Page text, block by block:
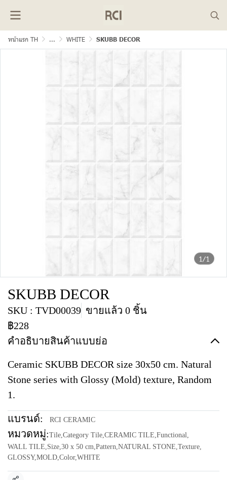
หน้าแรก TH ... WHITE SKUBB DECOR
1/1
SKUBB DECOR
SKU : TVD00039 ขายแล้ว 0 ชิ้น
฿228
คำอธิบายสินค้าแบบย่อ
Ceramic SKUBB DECOR size 30x50 cm. Natural
Stone series with Glossy (Mold) texture, Random
1.
แบรนด์: RCI CERAMIC
หมวดหมู่:Tile,Category Tile,CERAMIC TILE,Functional,
WALL TILE,Size,30 x 50 cm,Pattern,NATURAL STONE,Texture,
GLOSSY,MOLD,Color,WHITE